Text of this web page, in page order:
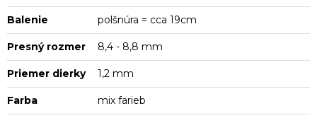
Balenie polšnúra = cca 19cm
Presný rozmer 8,4 - 8,8 mm
Priemer dierky 1,2 mm
Farba mix farieb